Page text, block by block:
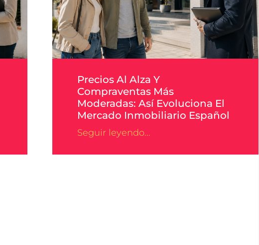
Precios Al Alza Y
Compraventas Más
Moderadas: Así Evoluciona El
Mercado Inmobiliario Español
Seguir leyendo...